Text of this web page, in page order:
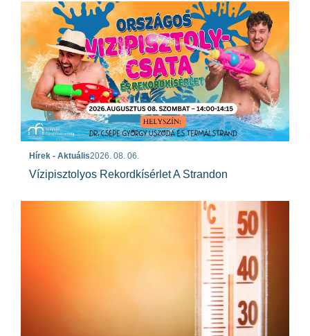
Hírek - Aktuális2026. 08. 06.
Vízipisztolyos Rekordkísérlet A Strandon